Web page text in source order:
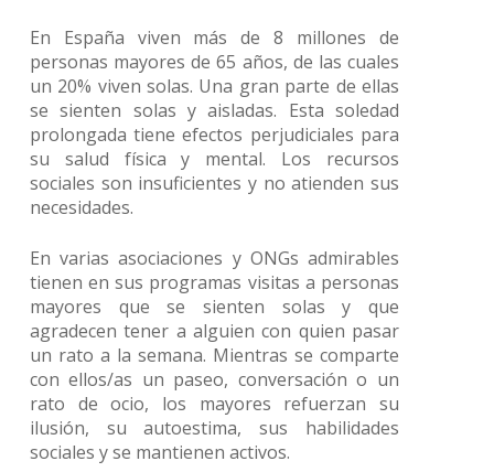
En España viven más de 8 millones de
personas mayores de 65 años, de las cuales
un 20% viven solas. Una gran parte de ellas
se sienten solas y aisladas. Esta soledad
prolongada tiene efectos perjudiciales para
su salud física y mental. Los recursos
sociales son insuficientes y no atienden sus
necesidades.
En varias asociaciones y ONGs admirables
tienen en sus programas visitas a personas
mayores que se sienten solas y que
agradecen tener a alguien con quien pasar
un rato a la semana. Mientras se comparte
con ellos/as un paseo, conversación o un
rato de ocio, los mayores refuerzan su
ilusión, su autoestima, sus habilidades
sociales y se mantienen activos.